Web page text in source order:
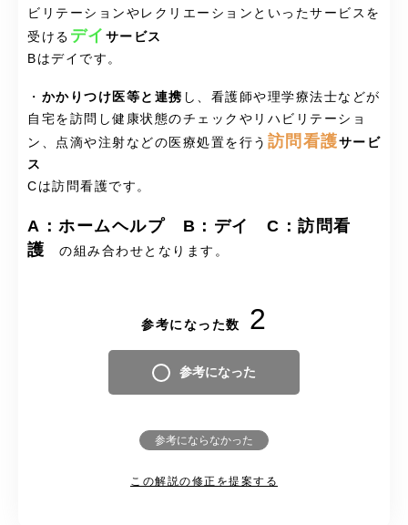
ビリテーションやレクリエーションといったサービスを
受ける デイ サービス
Bはデイです。
・ かかりつけ医等と連携 し、看護師や理学療法士などが
自宅を訪問し健康状態のチェックやリハビリテーショ
ン、点滴や注射などの医療処置を行う 訪問看護サービ
ス
Cは訪問看護です。
A：ホームヘルプ B：デイ C：訪問看
護 の組み合わせとなります。
参考になった数 2
参考になった
参考にならなかった
この解説の修正を提案する